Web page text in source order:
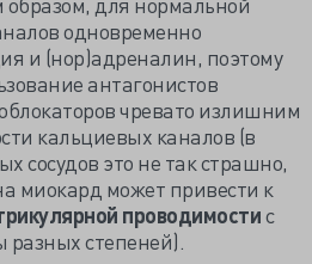
одновременно
и (нор)адреналин, поэтому
антагонистов
чревато излишним
кальциевых каналов (в
сосудов это не так страшно,
миокард может привести к
проводимостис
степеней).